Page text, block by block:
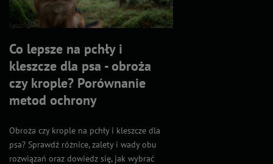
Co lepsze na pchły i
kleszcze dla psa - obroża
czy krople? Porównanie
metod ochrony
Obroża czy krople na pchły i kleszcze dla
psa? Sprawdź różnice, zalety i wady obu
rozwiązań oraz dowiedz się, jak wybrać